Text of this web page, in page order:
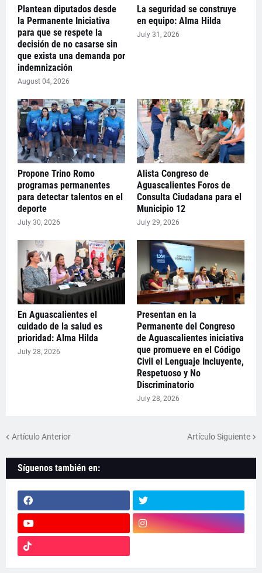
Plantean diputados desde
la Permanente Iniciativa
para que se respete la
decisión de no casarse sin
que exista una demanda por
indemnización
August 04, 2026
La seguridad se construye
en equipo: Alma Hilda
July 31, 2026
Propone Trino Romo
programas permanentes
para detectar talentos en el
deporte
July 30, 2026
Alista Congreso de
Aguascalientes Foros de
Consulta Ciudadana para el
Municipio 12
July 29, 2026
En Aguascalientes el
cuidado de la salud es
prioridad: Alma Hilda
July 28, 2026
Presentan en la
Permanente del Congreso
de Aguascalientes iniciativa
que promueve en el Código
Civil el Lenguaje Incluyente,
Respetuoso y No
Discriminatorio
July 28, 2026
Artículo Anterior Artículo Siguiente
Síguenos también en: